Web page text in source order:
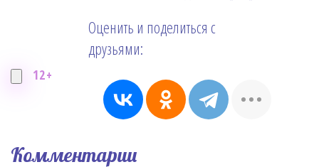
12+
Оценить и поделиться с
друзьями:
Комментарии